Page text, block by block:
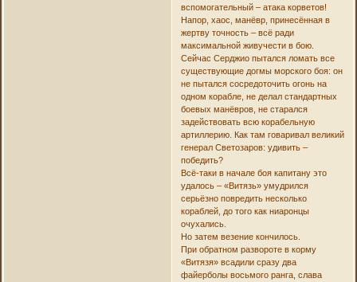
вспомогательный – атака корветов!
Напор, хаос, манёвр, принесённая в
жертву точность – всё ради
максимальной живучести в бою.
Сейчас Серджио пытался ломать все
существующие догмы морского боя: он
не пытался сосредоточить огонь на
одном корабле, не делал стандартных
боевых манёвров, не старался
задействовать всю корабельную
артиллерию. Как там говаривал великий
генерал Светозаров: удивить –
победить?
Всё-таки в начале боя капитану это
удалось – «Витязь» умудрился
серьёзно повредить несколько
кораблей, до того как ниаронцы
очухались.
Но затем везение кончилось.
При обратном развороте в корму
«Витязя» всадили сразу два
файерболы восьмого ранга, слава